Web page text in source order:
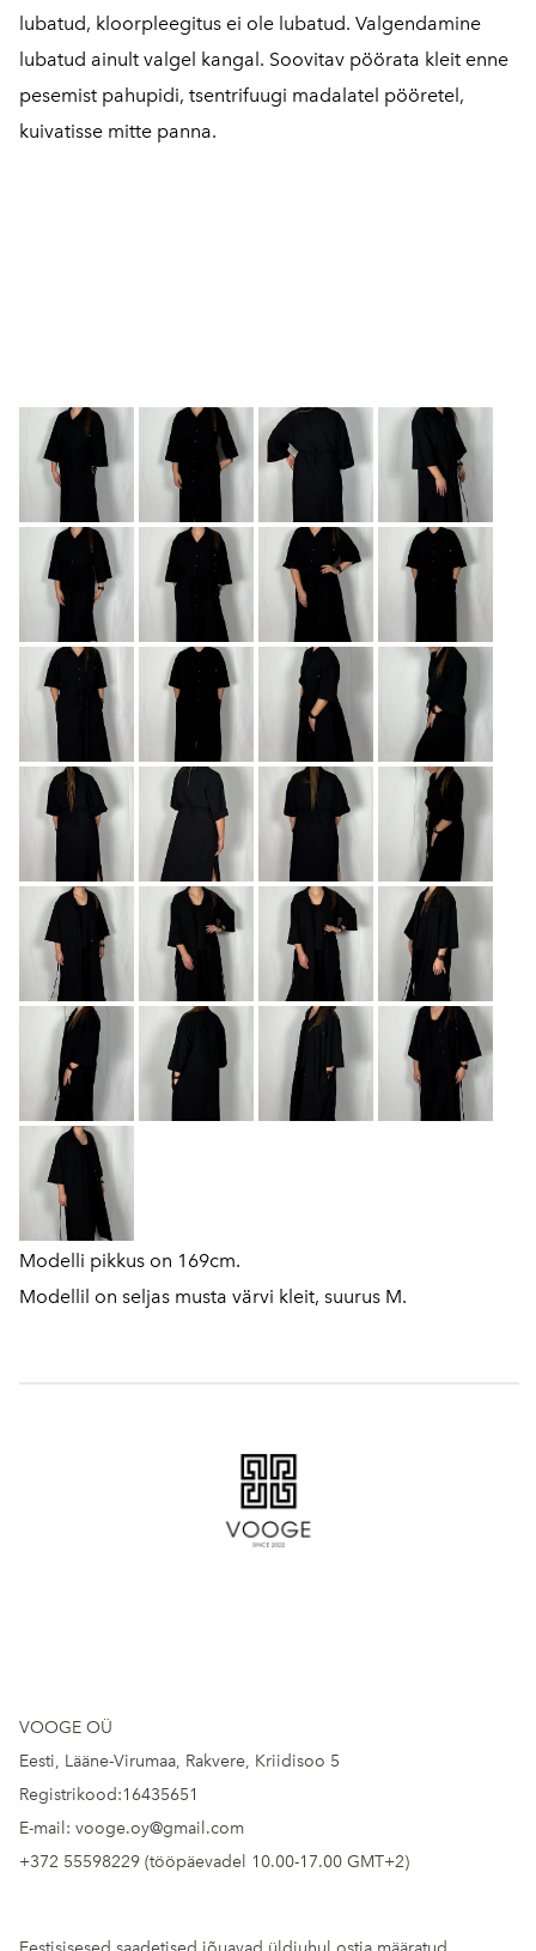
Modelli pikkus on 169cm.
Modellil on seljas musta värvi kleit, suurus M.
lubatud, kloorpleegitus ei ole lubatud. Valgendamine
lubatud ainult valgel kangal. Soovitav pöörata kleit enne
pesemist pahupidi, tsentrifuugi madalatel pööretel,
kuivatisse mitte panna.
VOOGE OÜ
Eesti, Lääne-Virumaa, Rakvere, Kriidisoo 5
Registrikood:16435651
E-mail: vooge.oy@gmail.com
+372 55598229 (tööpäevadel 10.00-17.00 GMT+2)